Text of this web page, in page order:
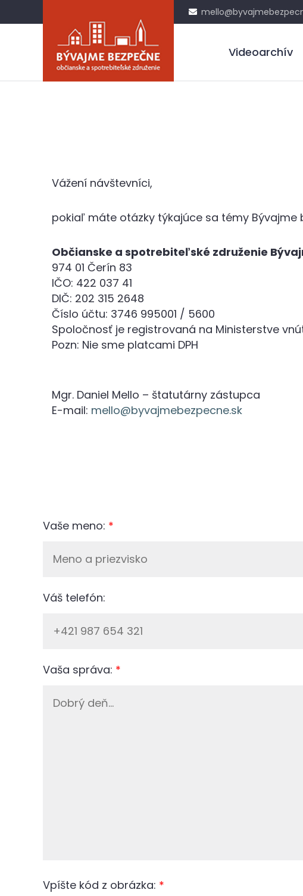
Videoarchív
Vážení návštevníci,
pokiaľ máte otázky týkajúce sa témy Bývajme
Občianske a spotrebiteľské združenie
974 01 Čerín 83
IČO: 422 037 41
DIČ: 202 315 2648
Číslo účtu: 3746 995001 / 5600
Spoločnosť je registrovaná na Ministerstve
Pozn: Nie sme platcami DPH
Mgr. Daniel Mello – štatutárny zástupca
E-mail: mello@byvajmebezpecne.sk
Vaše meno: *
Váš telefón:
Vaša správa: *
Vpíšte kód z obrázka: *